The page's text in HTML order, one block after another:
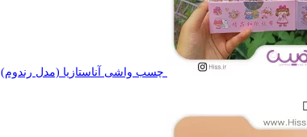
چسب واشی آناستازیا (مدل رندوم)
رایگان